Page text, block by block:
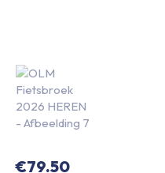
€79.50